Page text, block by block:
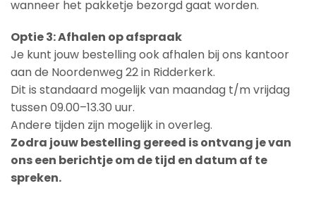
wanneer het pakketje bezorgd gaat worden.
Optie 3: Afhalen op afspraak
Je kunt jouw bestelling ook afhalen bij ons kantoor
aan de Noordenweg 22 in Ridderkerk.
Dit is standaard mogelijk van maandag t/m vrijdag
tussen 09.00–13.30 uur.
Andere tijden zijn mogelijk in overleg.
Zodra jouw bestelling gereed is ontvang je van
ons een berichtje om de tijd en datum af te
spreken.